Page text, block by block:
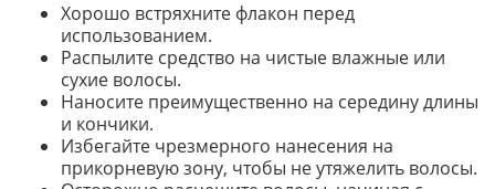
Хорошо встряхните флакон перед
использованием.
Распылите средство на чистые влажные или
сухие волосы.
Наносите преимущественно на середину длины
и кончики.
Избегайте чрезмерного нанесения на
прикорневую зону, чтобы не утяжелить волосы.